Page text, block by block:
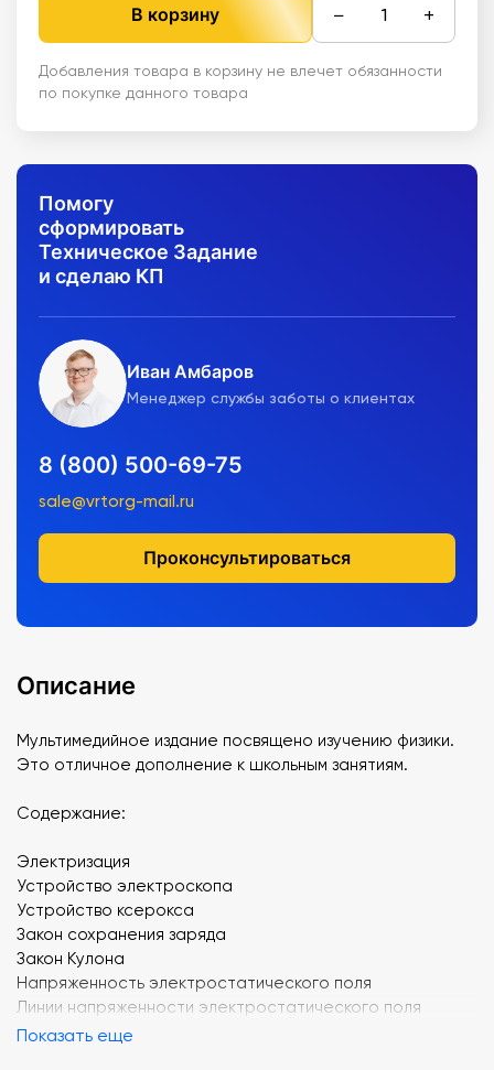
В корзину − +
Добавления товара в корзину не влечет обязанности
по покупке данного товара
Помогу
сформировать
Техническое Задание
и сделаю КП
Иван Амбаров
Менеджер службы заботы о клиентах
8 (800) 500-69-75
sale@vrtorg-mail.ru
Проконсультироваться
Описание
Мультимедийное издание посвящено изучению физики.
Это отличное дополнение к школьным занятиям.
Содержание:
Электризация
Устройство электроскопа
Устройство ксерокса
Закон сохранения заряда
Закон Кулона
Напряженность электростатического поля
Линии напряженности электростатического поля
Показать еще